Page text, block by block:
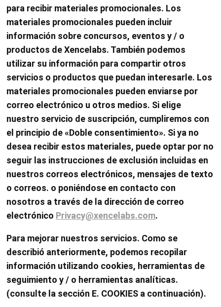
para recibir materiales promocionales. Los
materiales promocionales pueden incluir
información sobre concursos, eventos y / o
productos de Xencelabs. También podemos
utilizar su información para compartir otros
servicios o productos que puedan interesarle. Los
materiales promocionales pueden enviarse por
correo electrónico u otros medios. Si elige
nuestro servicio de suscripción, cumpliremos con
el principio de «Doble consentimiento». Si ya no
desea recibir estos materiales, puede optar por no
seguir las instrucciones de exclusión incluidas en
nuestros correos electrónicos, mensajes de texto
o correos. o poniéndose en contacto con
nosotros a través de la dirección de correo
electrónico Privacy@xencelabs.com.
Para mejorar nuestros servicios. Como se
describió anteriormente, podemos recopilar
información utilizando cookies, herramientas de
seguimiento y / o herramientas analíticas.
(consulte la sección E. COOKIES a continuación).